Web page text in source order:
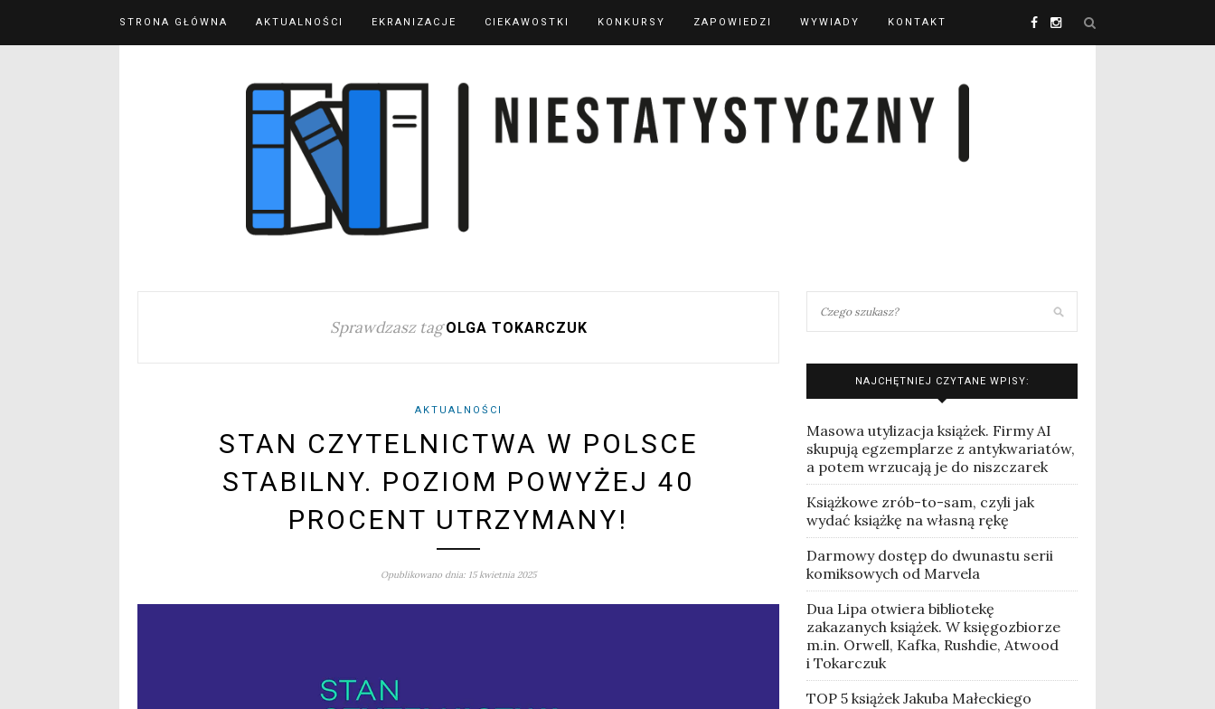
STRONA GŁÓWNA AKTUALNOŚCI EKRANIZACJE CIEKAWOSTKI KONKURSY ZAPOWIEDZI WYWIADY KONTAKT
Sprawdzasz tag OLGA TOKARCZUK
AKTUALNOŚCI
STAN CZYTELNICTWA W POLSCE
STABILNY. POZIOM POWYŻEJ 40
PROCENT UTRZYMANY!
Opublikowano dnia: 15 kwietnia 2025
NAJCHĘTNIEJ CZYTANE WPISY:
Masowa utylizacja książek. Firmy AI
skupują egzemplarze z antykwariatów,
a potem wrzucają je do niszczarek
Książkowe zrób-to-sam, czyli jak
wydać książkę na własną rękę
Darmowy dostęp do dwunastu serii
komiksowych od Marvela
Dua Lipa otwiera bibliotekę
zakazanych książek. W księgozbiorze
m.in. Orwell, Kafka, Rushdie, Atwood
i Tokarczuk
TOP 5 książek Jakuba Małeckiego